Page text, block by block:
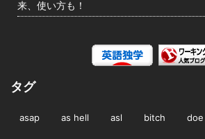
来、使い方も！
タグ
asap as hell asl bitch doe